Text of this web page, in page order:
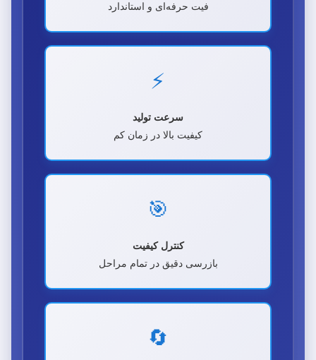
فیت حرفه‌ای و استاندارد
⚡
سرعت تولید
کیفیت بالا در زمان کم
🎯
کنترل کیفیت
بازرسی دقیق در تمام مراحل
🔄